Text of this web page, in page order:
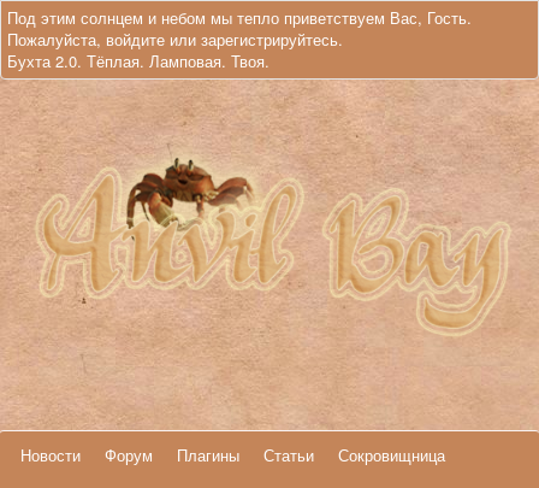
Под этим солнцем и небом мы тепло приветствуем Вас, Гость.
Пожалуйста, войдите или зарегистрируйтесь.
Бухта 2.0. Тёплая. Ламповая. Твоя.
Новости Форум Плагины Статьи
Сокровищница